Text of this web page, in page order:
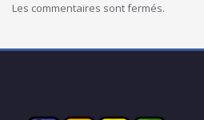
Les commentaires sont fermés.